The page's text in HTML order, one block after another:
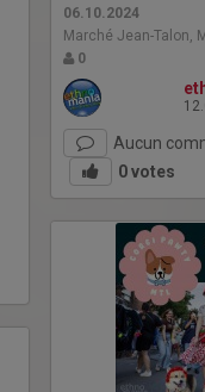
06.10.2024
Marché Jean-Talon,
0
Aucun
0votes